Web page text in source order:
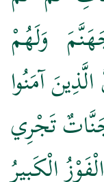
وَلَهُمْ
الَّذِينَ آمَنُوا
تَجْرِي
الْكَبِيرُ